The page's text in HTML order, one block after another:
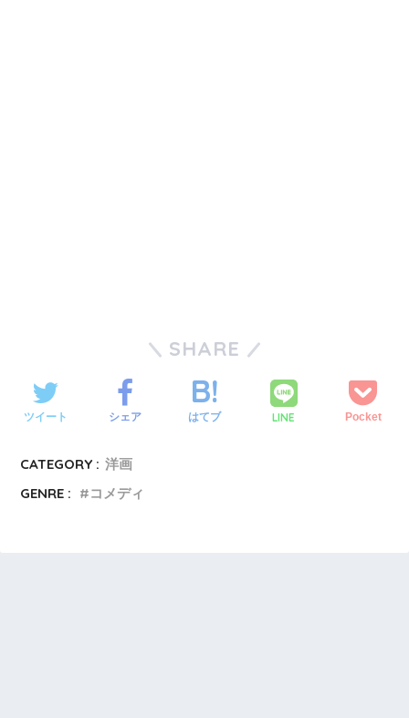
SHARE
ツイート シェア はてブ LINE Pocket
CATEGORY : 洋画
GENRE :
コメディ